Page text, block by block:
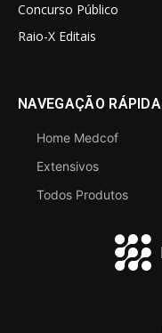
Concurso Público
Raio-X Editais
NAVEGAÇÃO RÁPIDA
Home Medcof
Extensivos
Todos Produtos